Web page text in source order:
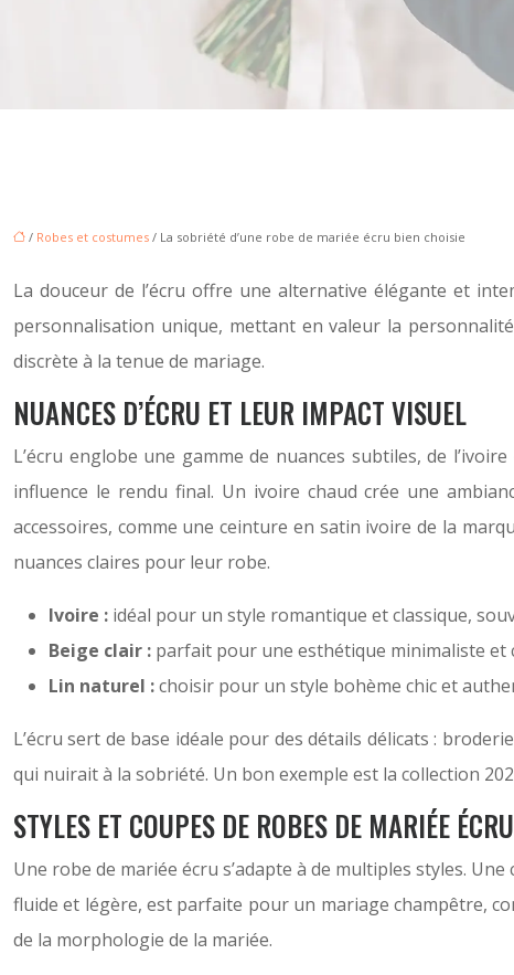
/ Robes et costumes / La sobriété d’une robe de mariée écru bien choisie
La douceur de l’écru offre une alternative élégante et
personnalisation unique, mettant en valeur la
discrète à la tenue de mariage.
NUANCES D’ÉCRU ET LEUR IMPACT VISUEL
L’écru englobe une gamme de nuances subtiles, de
influence le rendu final. Un ivoire chaud crée une
accessoires, comme une ceinture en satin ivoire de la
nuances claires pour leur robe.
Ivoire : idéal pour un style romantique et classique,
Beige clair : parfait pour une esthétique minimaliste et
Lin naturel :choisir pour un style bohème chic et
L’écru sert de base idéale pour des détails délicats :
qui nuirait à la sobriété. Un bon exemple est la collection
STYLES ET COUPES DE ROBES DE MARIÉE ÉCRU
Une robe de mariée écru s’adapte à de multiples styles.
fluide et légère, est parfaite pour un mariage champêtre,
de la morphologie de la mariée.